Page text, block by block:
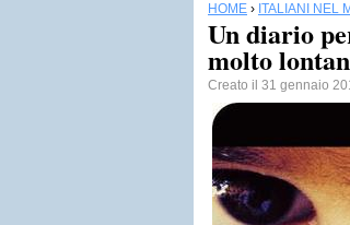
HOME › ITALIANI NEL
Un diario
molto
Creato il 31 gennaio